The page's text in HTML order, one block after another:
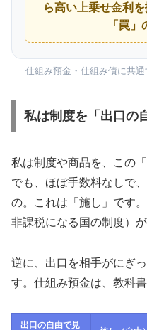
ら高い上乗せ金利
「罠」
仕組み預金・仕組み債に共通
私は制度を「出口の
私は制度や商品を、この
でも、ほぼ手数料なしで
の。これは「施し」です。
非課税になる国の制度）
逆に、出口を相手がにぎ
す。仕組み預金は、教科
出口の自由で見